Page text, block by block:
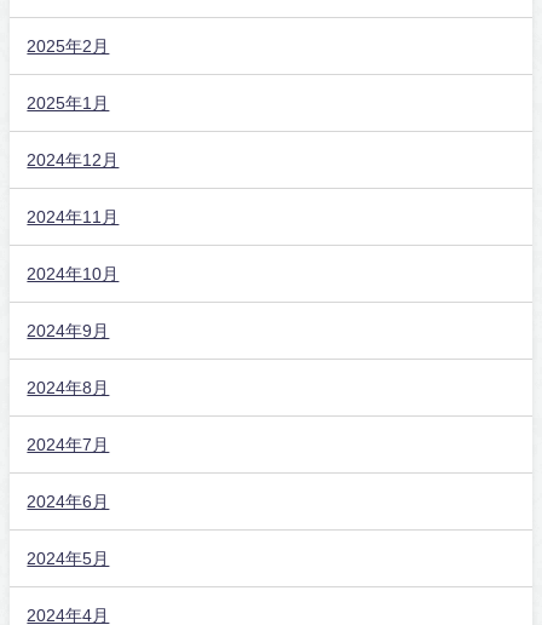
2025年2月
2025年1月
2024年12月
2024年11月
2024年10月
2024年9月
2024年8月
2024年7月
2024年6月
2024年5月
2024年4月